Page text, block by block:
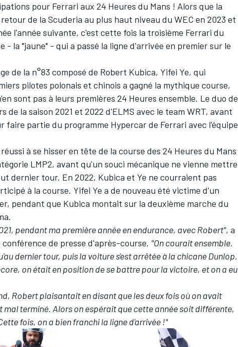
pour Ferrari aux 24 Heures du Mans ! Alors que la
de la Scuderia au plus haut niveau du WEC en 2023 et
l'année suivante, c'est cette fois la troisième Ferrari du
- la "jaune" - qui a passé la ligne d'arrivée en premier sur le
de la n°83 composé de Robert Kubica, Yifei Ye, qui
pilotes polonais et chinois a gagné la mythique course,
sont pas à leurs premières 24 Heures ensemble. Le duo de
de la saison 2021 et 2022 d'ELMS avec le team WRT, avant
faire partie du programme Hypercar de Ferrari avec l'équipe
à se hisser en tête de la course des 24 Heures du Mans
LMP2, avant qu'un souci mécanique ne vienne mettre
dernier tour. En 2022, Kubica et Ye ne courraient pas
à la course. Yifei Ye a de nouveau été victime d'un
pendant que Kubica montait sur la deuxième marche du
pendant ma première année en endurance, avec Robert", a
de presse d'après-course. "On courait ensemble.
dernier tour, puis la voiture s'est arrêtée à la chicane Dunlop.
on était en position de se battre pour la victoire, et on a eu
Robert plaisantait en disant que les deux fois où on avait
mal terminé. Alors on espérait que cette année soit différente,
fois, on a bien franchi la ligne d'arrivée !"